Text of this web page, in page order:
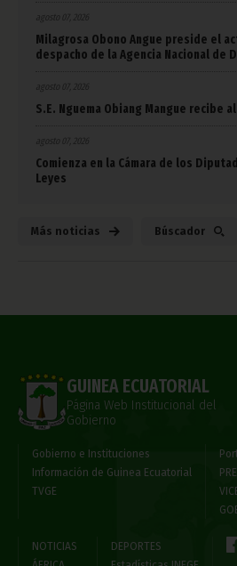
agosto 07, 2026
Milagrosa Obono Angue preside el
despacho de la Agencia Nacional de
agosto 07, 2026
S.E. Nguema Obiang Mangue recibe
agosto 07, 2026
Comienza en la Cámara de los
Leyes
Más noticias Búscador
GUINEA ECUATORIAL
Página Web Institucional del
Gobierno
Gobierno e Instituciones
Información de Guinea Ecuatorial
TVGE
NOTICIAS
DEPORTES